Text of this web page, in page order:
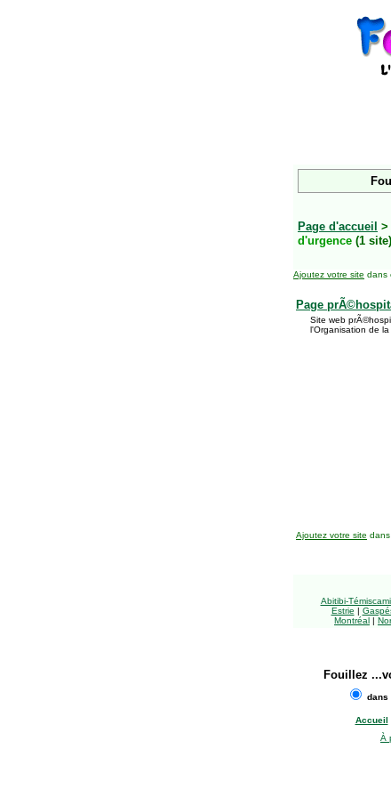
Page d'accueil >
d'urgence (1 site)
Ajoutez votre site dans
Page
Site web
l'Organisation de
Ajoutez votre site
Abitibi-
Estrie |
Montréal |
Fouillez
dans
Accueil
À